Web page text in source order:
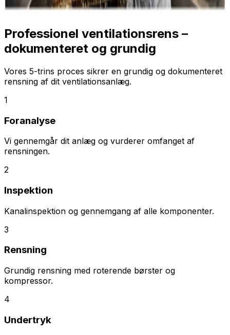
Professionel ventilationsrens –
dokumenteret og grundig
Vores 5-trins proces sikrer en grundig og dokumenteret
rensning af dit ventilationsanlæg.
1
Foranalyse
Vi gennemgår dit anlæg og vurderer omfanget af
rensningen.
2
Inspektion
Kanalinspektion og gennemgang af alle komponenter.
3
Rensning
Grundig rensning med roterende børster og
kompressor.
4
Undertryk